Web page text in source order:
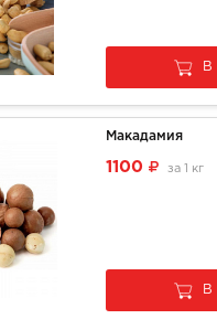
В
Макадамия
1100 за 1 кг
В